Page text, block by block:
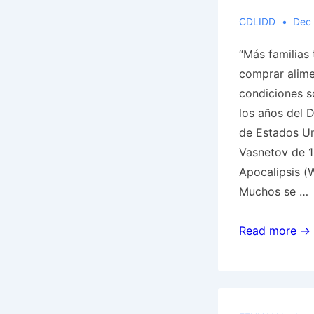
por
a
su
posición
vida”
los
EE.UU.
CDLIDD Dec
“Más
comprar
condiciones
los años del
de Estados
Vasnetov de
Apocalipsis
Muchos se …
“Más
Read more →